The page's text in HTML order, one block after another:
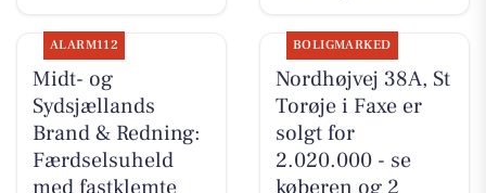
ALARM112
Midt- og
Sydsjællands
Brand & Redning:
Færdselsuheld
med fastklemte
BOLIGMARKED
Nordhøjvej 38A, St
Torøje i Faxe er
solgt for
2.020.000 - se
køberen og 2